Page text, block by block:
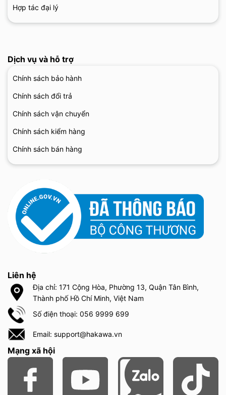
Hợp tác đại lý
Dịch vụ và hỗ trợ
Chính sách bảo hành
Chính sách đổi trả
Chính sách vận chuyển
Chính sách kiểm hàng
Chính sách bán hàng
Liên hệ
Địa chỉ: 171 Cộng Hòa, Phường 13, Quận Tân Bình,
Thành phố Hồ Chí Minh, Việt Nam
Số điện thoại: 056 9999 699
Email: support@hakawa.vn
Mạng xã hội